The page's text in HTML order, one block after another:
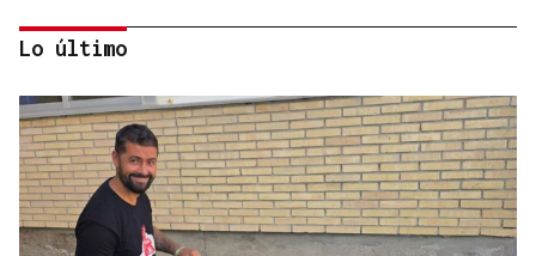
Lo último